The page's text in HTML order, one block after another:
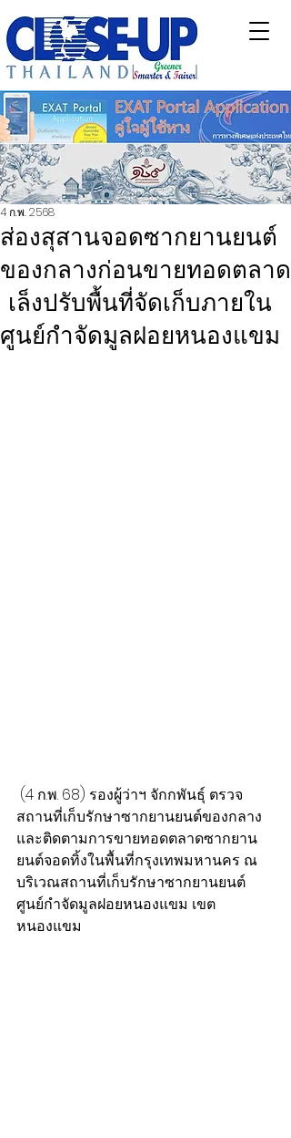
ส่องสุสานจอดซากยานยนต์
ของกลางก่อนขายทอดตลาด
เล็งปรับพื้นที่จัดเก็บภายใน
ศูนย์กำจัดมูลฝอยหนองแขม
4 ก.พ. 2568
(4 ก.พ. 68) รองผู้ว่าฯ จักกพันธุ์ ตรวจ
สถานที่เก็บรักษาซากยานยนต์ของกลาง
และติดตามการขายทอดตลาดซากยาน
ยนต์จอดทิ้งในพื้นที่กรุงเทพมหานคร ณ
บริเวณสถานที่เก็บรักษาซากยานยนต์
ศูนย์กำจัดมูลฝอยหนองแขม เขต
หนองแขม